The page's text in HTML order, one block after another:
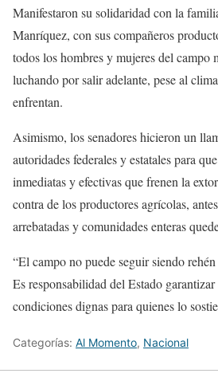
Manifestaron su solidaridad con la
Manríquez, con sus compañeros
todos los hombres y mujeres del campo
luchando por salir adelante, pese al
enfrentan.
Asimismo, los senadores hicieron un
autoridades federales y estatales para
inmediatas y efectivas que frenen la
contra de los productores agrícolas,
arrebatadas y comunidades enteras
“El campo no puede seguir siendo
Es responsabilidad del Estado
condiciones dignas para quienes lo
Categorías: Al Momento, Nacional